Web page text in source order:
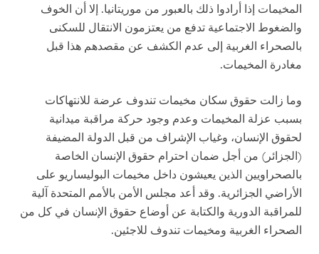
المخيمات إذا أرادوا ذلك بالعبور من موريتانيا. إلا أن الخوف
والضغوط الاجتماعية تدفع من يعتزمون الانتقال للسكنى
بالصحراء الغربية إلى عدم الكشف عن مقصدهم هذا قبل
مغادرة المخيمات.
وما زالت حقوق سكان مخيمات تندوف عرضة للانتهاكات
بسبب عزلة المخيمات وعدم وجود حركة مراقبة ميدانية
لحقوق الإنسان، وغياب الإشراف من قبل الدولة المضيفة
(الجزائر) من أجل ضمان احترام حقوق الإنسان الخاصة
بالصحراويين الذين يعيشون داخل مخيمات البوليساريو على
الأراضي الجزائرية. وقد أعد مجلس الأمن بالأمم المتحدة آلية
للمراقبة الدورية والكتابة عن أوضاع حقوق الإنسان في كل من
الصحراء الغربية ومخيمات تندوف للاجئين.